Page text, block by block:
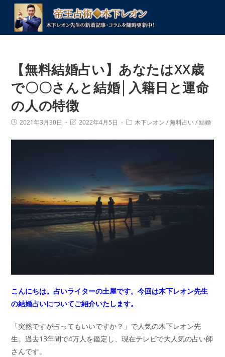
【無料結婚占い】あなたはXX歳
で〇〇さんと結婚│入籍日と運命
の人の特徴
投 2021年3月30日
投 2022年4月5日
投
ー:
木下レオン / 無料占い / 結婚
こんにちは。占いライターの土屋です。今回は木下レオン先生
の結婚占いについてご紹介いたします。
「突然ですが占ってもいいですか？」で人気の木下レオン先
生。過去13年間で4万人を鑑定し、現在テレビで大人気の占い師
さんです。